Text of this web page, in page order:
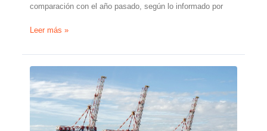
comparación con el año pasado, según lo informado por
Exportaciones
limones
argentinos
descienden
en
EE.UU.
y
aumentan
Leer más »